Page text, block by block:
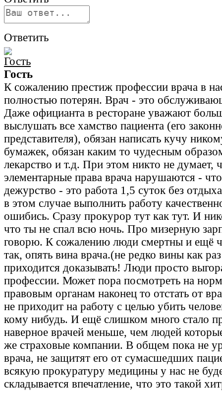
Ответить
Гость
К сожалению престиж профессии врача в
полностью потерян. Врач - это
Даже официанта в ресторане уважают
выслушать все хамство пациента (его
представителя), обязан написать кучу
бумажек, обязан каким то чудесным
лекарство и т.д. При этом никто не думает,
элементарные права врача нарушаются -
дежурство - это работа 1,5 суток без
в этом случае выполнить работу
ошибись. Сразу прокурор тут как тут. И
что ты не спал всю ночь. Про мизерную
говорю. К сожалению люди смертны и ещё
так, опять вина врача.(не редко вины как
приходится доказывать! Люди просто
профессии. Может пора посмотреть на
правовым органам наконец то отстать от
не приходит на работу с целью убить
кому нибудь. И ещё слишком много стало
наверное врачей меньше, чем людей
же страховые компании. В общем пока не
врача, не защитят его от сумасшедших
всякую прокуратуру медицины у нас не
складывается впечатление, что это такой